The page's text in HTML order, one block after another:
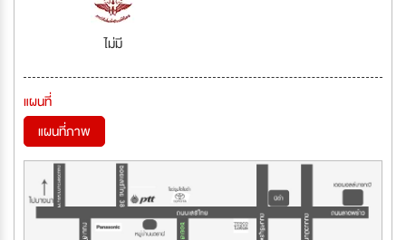
ไม่มี
แผนที่
แผนที่ภาพ